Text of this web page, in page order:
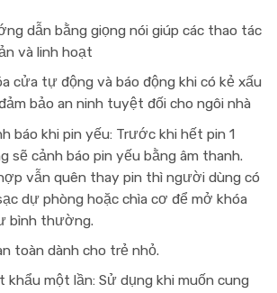
dẫn bằng giọng nói giúp các thao tác
và linh hoạt
cửa tự động và báo động khi có kẻ xấu
bảo an ninh tuyệt đối cho ngôi nhà
báo khi pin yếu: Trước khi hết pin 1
sẽ cảnh báo pin yếu bằng âm thanh.
vẫn quên thay pin thì người dùng có
dự phòng hoặc chìa cơ để mở khóa
bình thường.
toàn dành cho trẻ nhỏ.
khẩu một lần: Sử dụng khi muốn cung